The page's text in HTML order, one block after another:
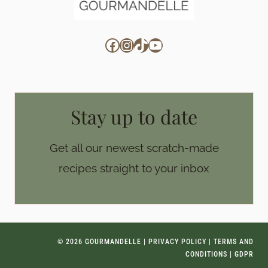
Facebook
Instagram
TikTok
YouTube
Stay up to date
Get all our newest scratch-made
recipes straight to your inbox
© 2026 GOURMANDELLE | PRIVACY POLICY
TERMS AND
CONDITIONS
GDPR